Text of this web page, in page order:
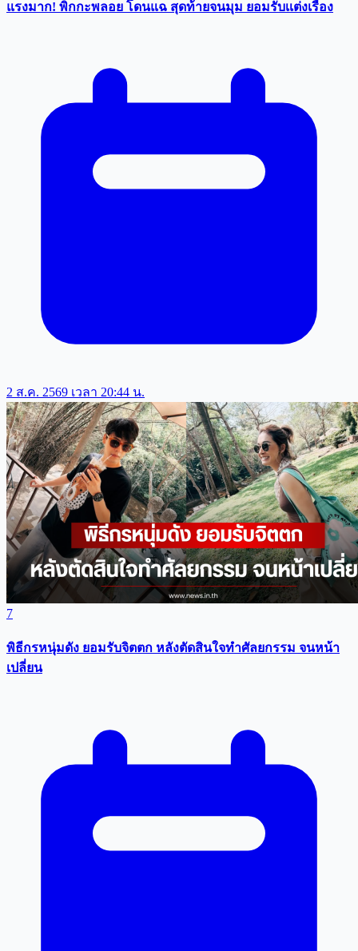
แรงมาก! พิกกะพลอย โดนแฉ สุดท้ายจนมุม ยอมรับเเต่งเรื่อง
2 ส.ค. 2569 เวลา 20:44 น.
7
พิธีกรหนุ่มดัง ยอมรับจิตตก หลังตัดสินใจทำศัลยกรรม จนหน้า
เปลี่ยน